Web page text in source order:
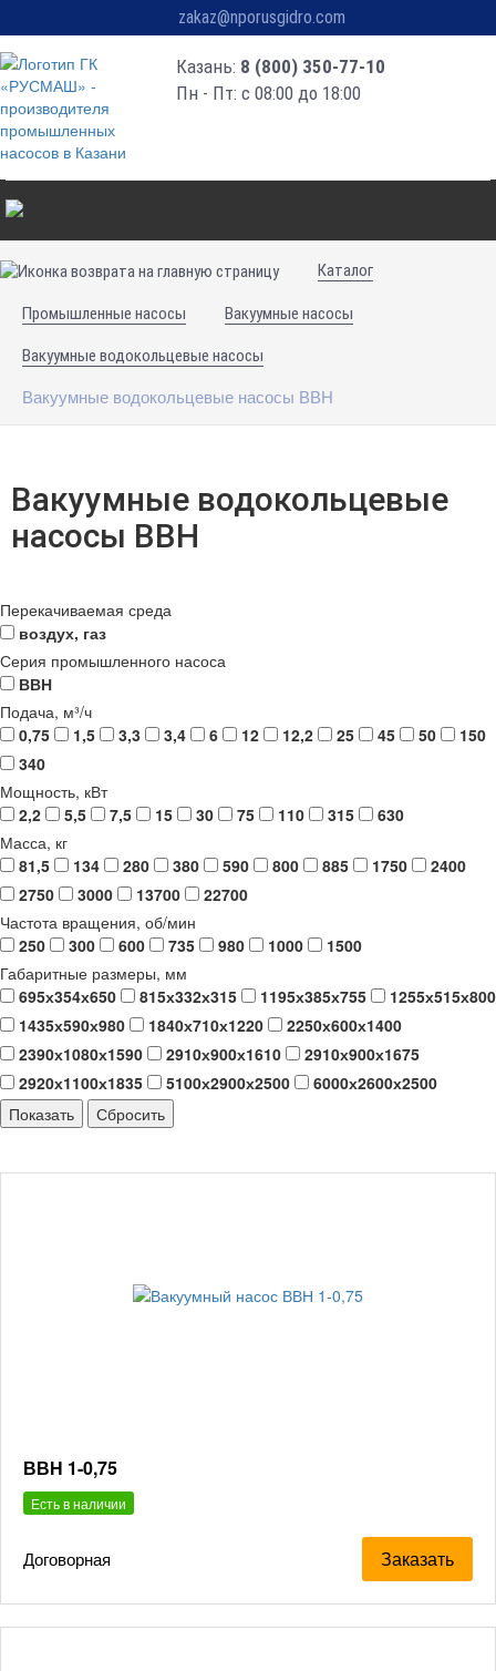
zakaz@nporusgidro.com
Казань: 8 (800) 350-77-10
Пн - Пт: с 08:00 до 18:00
Каталог
Промышленные насосы Вакуумные насосы
Вакуумные водокольцевые насосы
Вакуумные водокольцевые насосы ВВН
Вакуумные водокольцевые
насосы ВВН
Перекачиваемая среда
воздух, газ
Серия промышленного насоса
ВВН
Подача, м³/ч
0,75
1,5 3,3 3,4 6 12 12,2 25 45 50
150
340
Мощность, кВт
2,2
5,5 7,5 15 30 75 110 315
630
Масса, кг
81,5
134 280 380 590 800 885 1750
2400
2750
3000 13700
22700
Частота вращения, об/мин
250
300 600 735 980 1000
1500
Габаритные размеры, мм
695х354х650
815х332х315 1195х385х755
1255х515х800
1435х590х980
1840х710х1220
2250х600х1400
2390х1080х1590
2910х900х1610
2910х900х1675
2920х1100х1835
5100х2900х2500 6000х2600х2500
ВВН 1-0,75
Есть в наличии
Договорная Заказать